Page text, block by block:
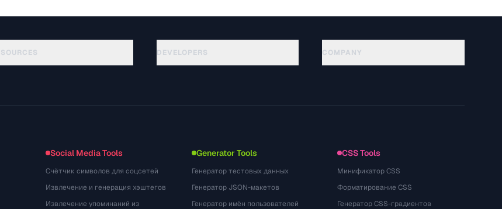
DEVELOPERS COMPANY
Social Media Tools
Счётчик символов для соцсетей
Извлечение и генерация хэштегов
Извлечение упоминаний из
Generator Tools
Генератор тестовых данных
Генератор JSON-макетов
Генератор имён пользователей
CSS Tools
Минификатор CSS
Форматирование CSS
Генератор CSS-градиентов